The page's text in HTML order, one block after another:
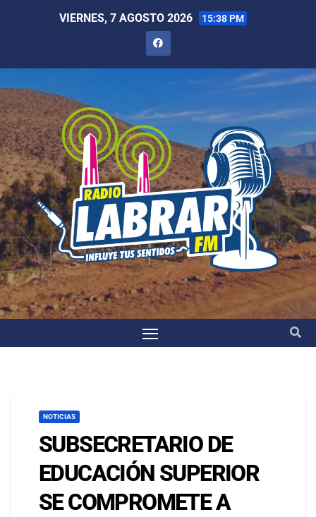
VIERNES, 7 AGOSTO 2026 15:38 PM
NOTICIAS
SUBSECRETARIO DE
EDUCACIÓN SUPERIOR
SE COMPROMETE A